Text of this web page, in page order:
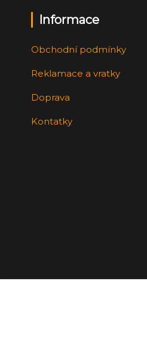
Informace
Obchodní podmínky
Reklamace a vratky
Doprava
Kontatky